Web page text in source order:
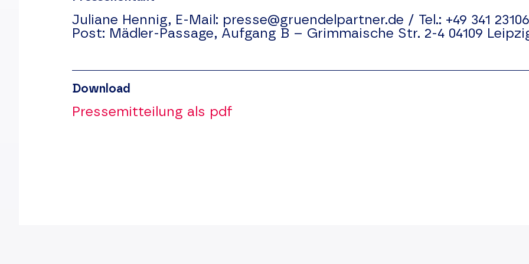
Juliane Hennig, E-Mail: presse@gruendelpartner.de / Tel.: +49 341
Post: Mädler-Passage, Aufgang B – Grimmaische Str. 2-4 04109
Download
Pressemitteilung als pdf